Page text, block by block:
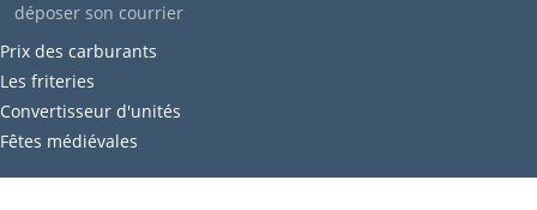
déposer son courrier
Prix des carburants
Les friteries
Convertisseur d'unités
Fêtes médiévales